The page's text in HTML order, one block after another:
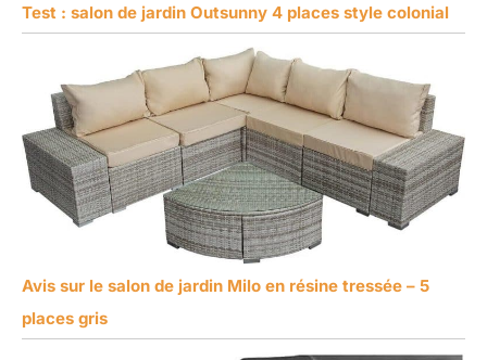
Test : salon de jardin Outsunny 4 places style colonial
Avis sur le salon de jardin Milo en résine tressée – 5
places gris